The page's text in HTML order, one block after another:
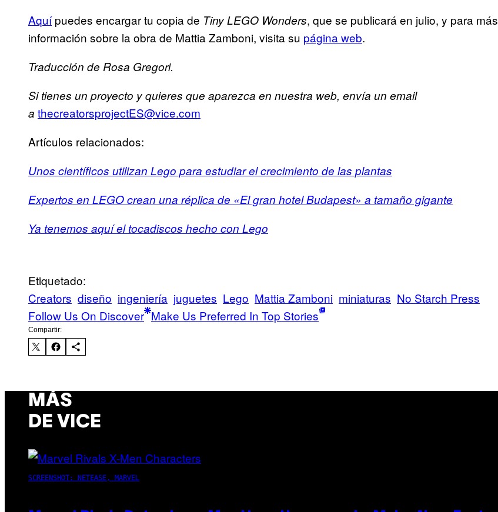
Aquípuedes encargar tu copia de Tiny LEGO Wonders, que se publicará en julio, y para más
información sobre la obra de Mattia Zamboni, visita su página web.
Traducción de Rosa Gregori.
Si tienes un proyecto y quieres que aparezca en nuestra web, envía un email
a thecreatorsprojectES@vice.com
Artículos relacionados:
Unos científicos utilizan Lego para estudiar el crecimiento de las plantas
Expertos en LEGO crean una réplica de «El gran hotel Budapest» a tamaño gigante
Ya tenemos aquí el tocadiscos hecho con Lego
Etiquetado:
Creators diseño ingeniería juguetes Lego Mattia Zamboni miniaturas No Starch Press
Follow Us On Discover Make Us Preferred In Top Stories
Compartir:
MÁS
DE VICE
SCREENSHOT: NETEASE, MARVEL